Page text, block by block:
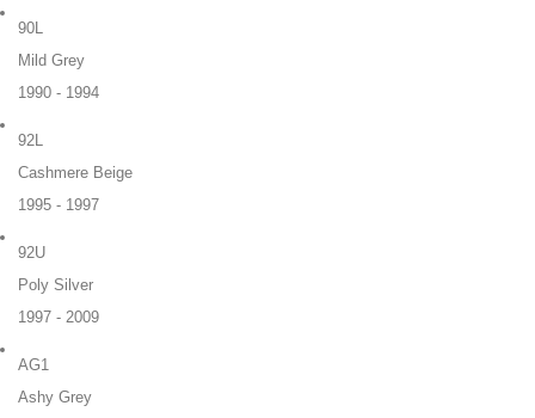
90L
Mild Grey
1990 - 1994
92L
Cashmere Beige
1995 - 1997
92U
Poly Silver
1997 - 2009
AG1
Ashy Grey